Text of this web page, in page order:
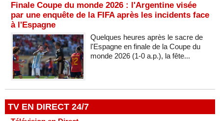
Finale Coupe du monde 2026 : l'Argentine visée
par une enquête de la FIFA après les incidents face
à l'Espagne
Quelques heures après le sacre de
l'Espagne en finale de la Coupe du
monde 2026 (1-0 a.p.), la fête...
TV EN DIRECT 24/7